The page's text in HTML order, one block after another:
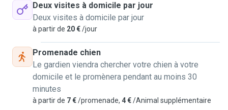
Deux visites à domicile par jour
Deux visites à domicile par jour
à partir de 20 €/jour
Promenade chien
Le gardien viendra chercher votre chien à votre
domicile et le promènera pendant au moins 30
minutes
à partir de 7 €/promenade, 4 €/Animal supplémentaire